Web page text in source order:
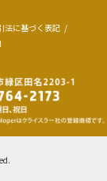
法に基づく表記 /